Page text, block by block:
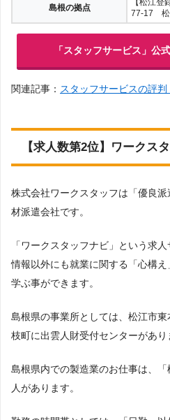
島根の拠点
77-17 松
「スタッフサービス」公
関連記事： スタッフサービスの評判
【求人数第2位】ワークス
株式会社ワークスタッフは「優良
材派遣会社です。
「ワークスタッフナビ」という求
情報以外にも就業に関する「心構
学ぶ事ができます。
島根県の事業所としては、松江市
枝町に出雲人財受付センターがあり
島根県内での製造業のお仕事は、
人があります。